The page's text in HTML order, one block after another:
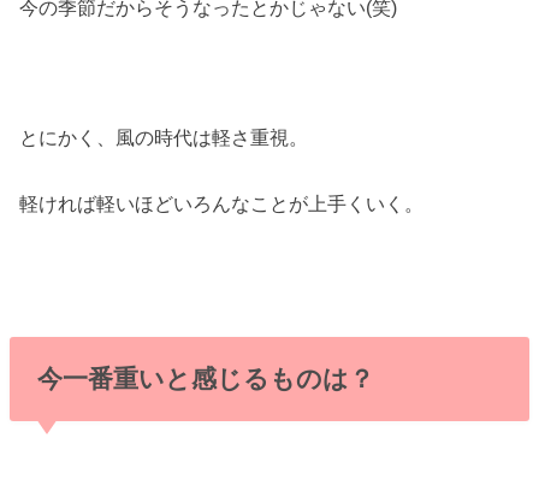
今の季節だからそうなったとかじゃない(笑)
とにかく、風の時代は軽さ重視。
軽ければ軽いほどいろんなことが上手くいく。
今一番重いと感じるものは？